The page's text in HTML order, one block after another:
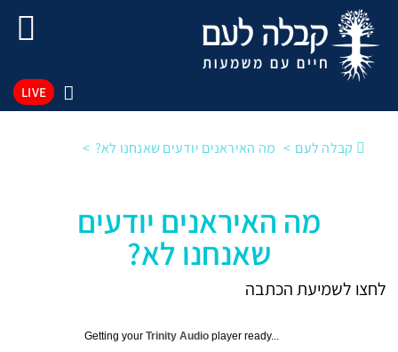
LIVE
מה האיראנים יודעים שאנחנו לא?
מה האיראנים יודעים
שאנחנו לא?
לחצו לשמיעת הכתבה
Getting your Trinity Audio player ready...